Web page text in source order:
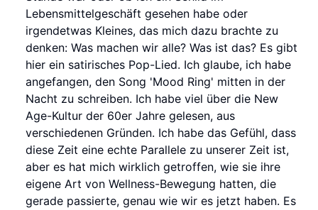
Lebensmittelgeschäft gesehen habe oder
irgendetwas Kleines, das mich dazu brachte zu
denken: Was machen wir alle? Was ist das? Es gibt
hier ein satirisches Pop-Lied. Ich glaube, ich habe
angefangen, den Song 'Mood Ring' mitten in der
Nacht zu schreiben. Ich habe viel über die New
Age-Kultur der 60er Jahre gelesen, aus
verschiedenen Gründen. Ich habe das Gefühl, dass
diese Zeit eine echte Parallele zu unserer Zeit ist,
aber es hat mich wirklich getroffen, wie sie ihre
eigene Art von Wellness-Bewegung hatten, die
gerade passierte, genau wie wir es jetzt haben. Es